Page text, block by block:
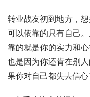
转业战友初到地方，
可以依靠的只有自己
靠的就是你的实力和
也是因为你还肯在别
果你对自己都失去信心